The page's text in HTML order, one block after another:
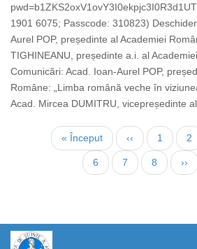
1901 6075; Passcode: 310823)
Aurel POP, președinte al Academiei
TIGHINEANU, președinte a.i. al
Comunicări: Acad. Ioan-Aurel POP,
Române: „Limba română veche în
Acad. Mircea DUMITRU, vicepreședinte
PaginationFirst
page
« Început
Previous
page
‹‹ Page
1 2
Page
6 Page
7 Page
8
Next
page
››
https://propletenie.ru/